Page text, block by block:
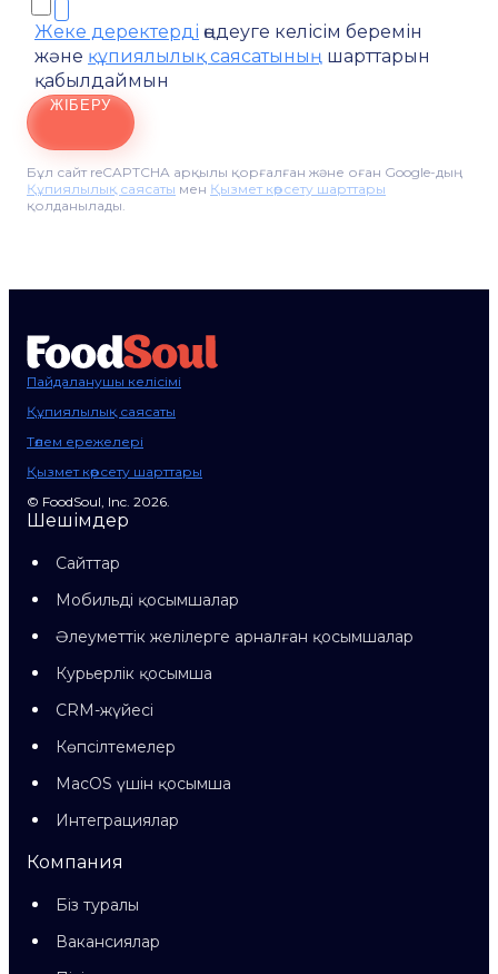
Жеке деректерді өңдеуге келісім беремін
және құпиялылық саясатының шарттарын
қабылдаймын
ЖІБЕРУ
Бұл сайт reCAPTCHA арқылы қорғалған және оған Google-дың
Құпиялылық саясаты мен Қызмет көрсету шарттары
қолданылады.
Пайдаланушы келісімі
Құпиялылық саясаты
Төлем ережелері
Қызмет көрсету шарттары
© FoodSoul, Inc. 2026.
Шешімдер
Сайттар
Мобильді қосымшалар
Әлеуметтік желілерге арналған қосымшалар
Курьерлік қосымша
CRM-жүйесі
Көпсілтемелер
MacOS үшін қосымша
Интеграциялар
Компания
Біз туралы
Вакансиялар